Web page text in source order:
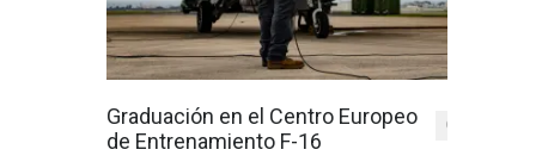
Graduación en el Centro Europeo
de Entrenamiento F-16
0